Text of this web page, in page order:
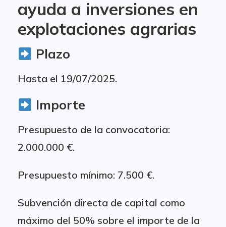
ayuda a inversiones en
explotaciones agrarias
Plazo
Hasta el 19/07/2025.
Importe
Presupuesto de la convocatoria:
2.000.000 €.
Presupuesto mínimo: 7.500 €.
Subvención directa de capital como
máximo del 50% sobre el importe de la